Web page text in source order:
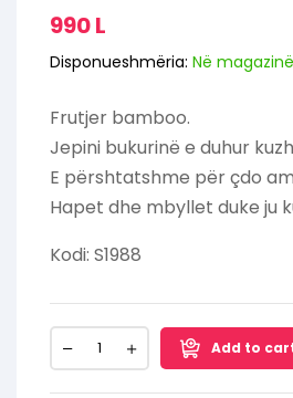
990L
Disponueshmëria: Në magazinë
Frutjer bamboo.
Jepini bukurinë e duhur
E përshtatshme për çdo
Hapet dhe mbyllet duke ju
Kodi: S1988
Add to